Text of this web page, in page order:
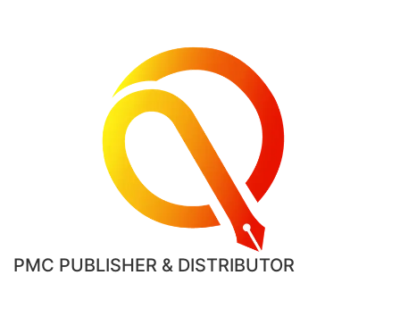
PMC PUBLISHER & DISTRIBUTOR